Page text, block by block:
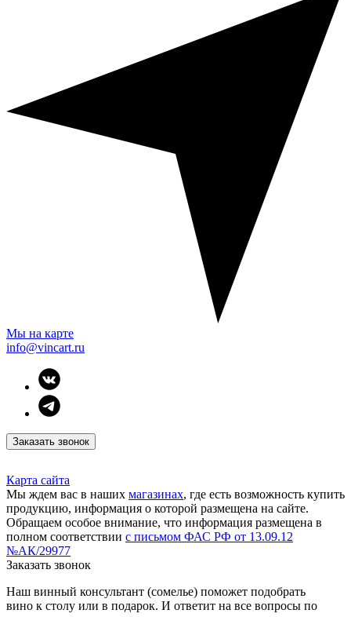
Мы на карте
info@vincart.ru
Заказать звонок
Карта сайта
Мы ждем вас в наших магазинах, где есть возможность купить
продукцию, информация о которой размещена на сайте.
Обращаем особое внимание, что информация размещена в
полном соответствии с письмом ФАС РФ от 13.09.12
№АК/29977
Заказать звонок
Наш винный консультант (сомелье) поможет подобрать
вино к столу или в подарок. И ответит на все вопросы по